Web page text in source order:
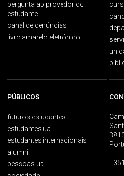
pergunta ao provedor do
estudante
canal de denúncias
livro amarelo eletrónico
PÚBLICOS
futuros estudantes
estudantes ua
estudantes internacionais
alumni
pessoas ua